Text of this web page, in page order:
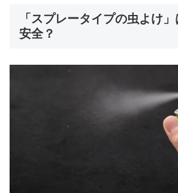
「スプレータイプの虫よけ
安全？